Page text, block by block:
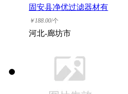
固安县净优过滤器材有
限公司
￥188.00/个
河北-廊坊市